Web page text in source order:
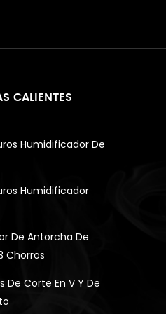
CALIENTES
Humidificador De
Humidificador
De Antorcha De
Chorros
De Corte En V Y De